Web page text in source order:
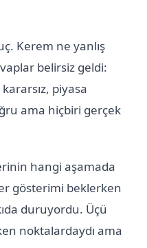
Kerem ne yanlış
belirsiz geldi:
piyasa
ama hiçbiri gerçek
hangi aşamada
gösterimi beklerken
duruyordu. Üçü
noktalardaydı ama